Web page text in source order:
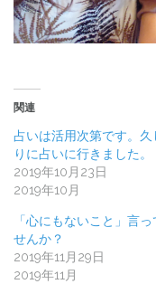
関連
占いは活用次第です。久
りに占いに行きました。
2019年10月23日
2019年10月
「心にもないこと」言っ
せんか？
2019年11月29日
2019年11月